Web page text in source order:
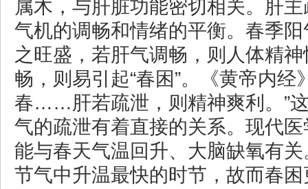
属木，与肝脏功能密切相关。肝
气机的调畅和情绪的平衡。春季
之旺盛，若肝气调畅，则人体精
畅，则易引起“春困”。《黄帝内经
春……肝若疏泄，则精神爽利。”这
气的疏泄有着直接的关系。现代
能与春天气温回升、大脑缺氧有
节气中升温最快的时节，故而春